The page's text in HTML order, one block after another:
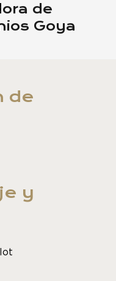
de
Goya
de
y